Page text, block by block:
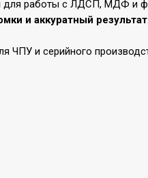
для работы с ЛДСП, МДФ и
и аккуратный результат.
ЧПУ и серийного